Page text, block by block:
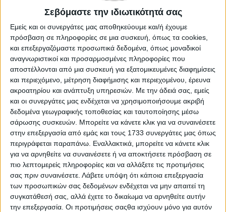
Σεβόμαστε την ιδιωτικότητά σας
Εμείς και οι συνεργάτες μας αποθηκεύουμε και/ή έχουμε
πρόσβαση σε πληροφορίες σε μια συσκευή, όπως τα cookies,
και επεξεργαζόμαστε προσωπικά δεδομένα, όπως μοναδικοί
αναγνωριστικοί και προσαρμοσμένες πληροφορίες που
αποστέλλονται από μια συσκευή για εξατομικευμένες διαφημίσεις
και περιεχόμενο, μέτρηση διαφήμισης και περιεχομένου, έρευνα
ακροατηρίου και ανάπτυξη υπηρεσιών. Με την άδειά σας, εμείς
και οι συνεργάτες μας ενδέχεται να χρησιμοποιήσουμε ακριβή
δεδομένα γεωγραφικής τοποθεσίας και ταυτοποίησης μέσω
σάρωσης συσκευών. Μπορείτε να κάνετε κλικ για να συναινέσετε
στην επεξεργασία από εμάς και τους 1733 συνεργάτες μας όπως
περιγράφεται παραπάνω. Εναλλακτικά, μπορείτε να κάνετε κλικ
για να αρνηθείτε να συναινέσετε ή να αποκτήσετε πρόσβαση σε
πιο λεπτομερείς πληροφορίες και να αλλάξετε τις προτιμήσεις
σας πριν συναινέσετε. Λάβετε υπόψη ότι κάποια επεξεργασία
των προσωπικών σας δεδομένων ενδέχεται να μην απαιτεί τη
συγκατάθεσή σας, αλλά έχετε το δικαίωμα να αρνηθείτε αυτήν
την επεξεργασία. Οι προτιμήσεις σαςθα ισχύουν μόνο για αυτόν
ευρώ αντίστοιχα και πολύ πλούσιο επίπεδο
εξοπλισμού, ενώ στην τιμή περιλαμβάνεται και το
PHEV Bonus από την Changan Hellas ύψους 2.000
ευρώ. Η κορυφαία έκδοση είναι η Ultra Panoramic,
η οποία περιλαμβάνει στον εξοπλισμό της και
πανοραμική γυάλινη οροφή με ηλεκτρικό σκίαστρο
και κοστίζει 34.990 ευρώ.
To Deepal S05 Plug-in Hybrid συνοδεύεται από
εργοστασιακή εγγύηση επτά (7) ετών ή 160.000
χλμ., καθώς και εγγύηση για την μπαταρία υψηλής
τάσης οχτώ (8) ετών ή 200.000 χλμ.
ΕΤΙΚΕΤΕΣ
SUV , EV , Αγορά , PHEV , Τιμή
,